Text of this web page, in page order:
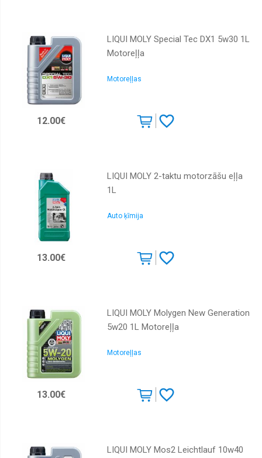
LIQUI MOLY Special Tec DX1 5w30 1L
Motoreļļa
Motoreļļas
12.00€
LIQUI MOLY 2-taktu motorzāšu eļļa
1L
Auto ķīmija
13.00€
LIQUI MOLY Molygen New Generation
5w20 1L Motoreļļa
Motoreļļas
13.00€
LIQUI MOLY Mos2 Leichtlauf 10w40